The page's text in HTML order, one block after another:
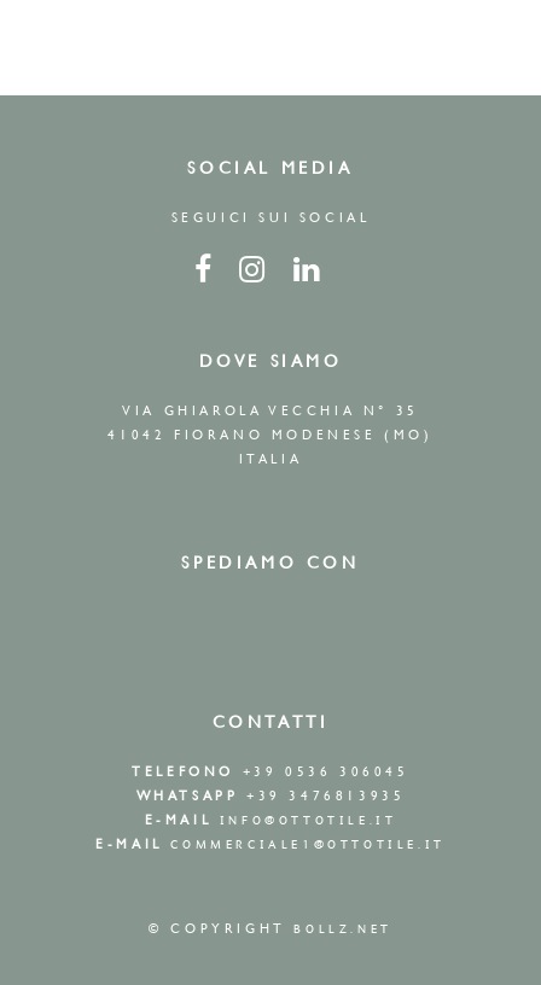
SOCIAL MEDIA
SEGUICI SUI SOCIAL
DOVE SIAMO
VIA GHIAROLA VECCHIA N° 35
41042 FIORANO MODENESE (MO)
ITALIA
SPEDIAMO CON
CONTATTI
TELEFONO
+39 0536 306045
WHATSAPP
+39 3476813935
E-MAIL
INFO@OTTOTILE.IT
E-MAIL
COMMERCIALE1@OTTOTILE.IT
© COPYRIGHTBOLLZ.NET